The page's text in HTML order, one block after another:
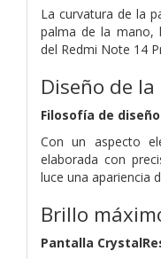
La curvatura de la
palma de la mano,
del Redmi Note 14
Diseño de
Filosofía de
Con un aspecto
elaborada con
luce una apariencia
Brillo
Pantalla